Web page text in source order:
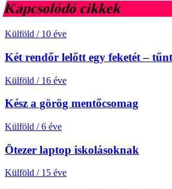
Kapcsolódó cikkek
Külföld / 10 éve
Két rendőr lelőtt egy feketét –
Külföld / 16 éve
Kész a görög mentőcsomag
Külföld / 6 éve
Ötezer laptop iskolásoknak
Külföld / 15 éve